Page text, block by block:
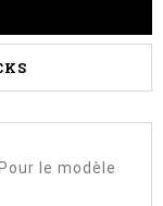
le modèle